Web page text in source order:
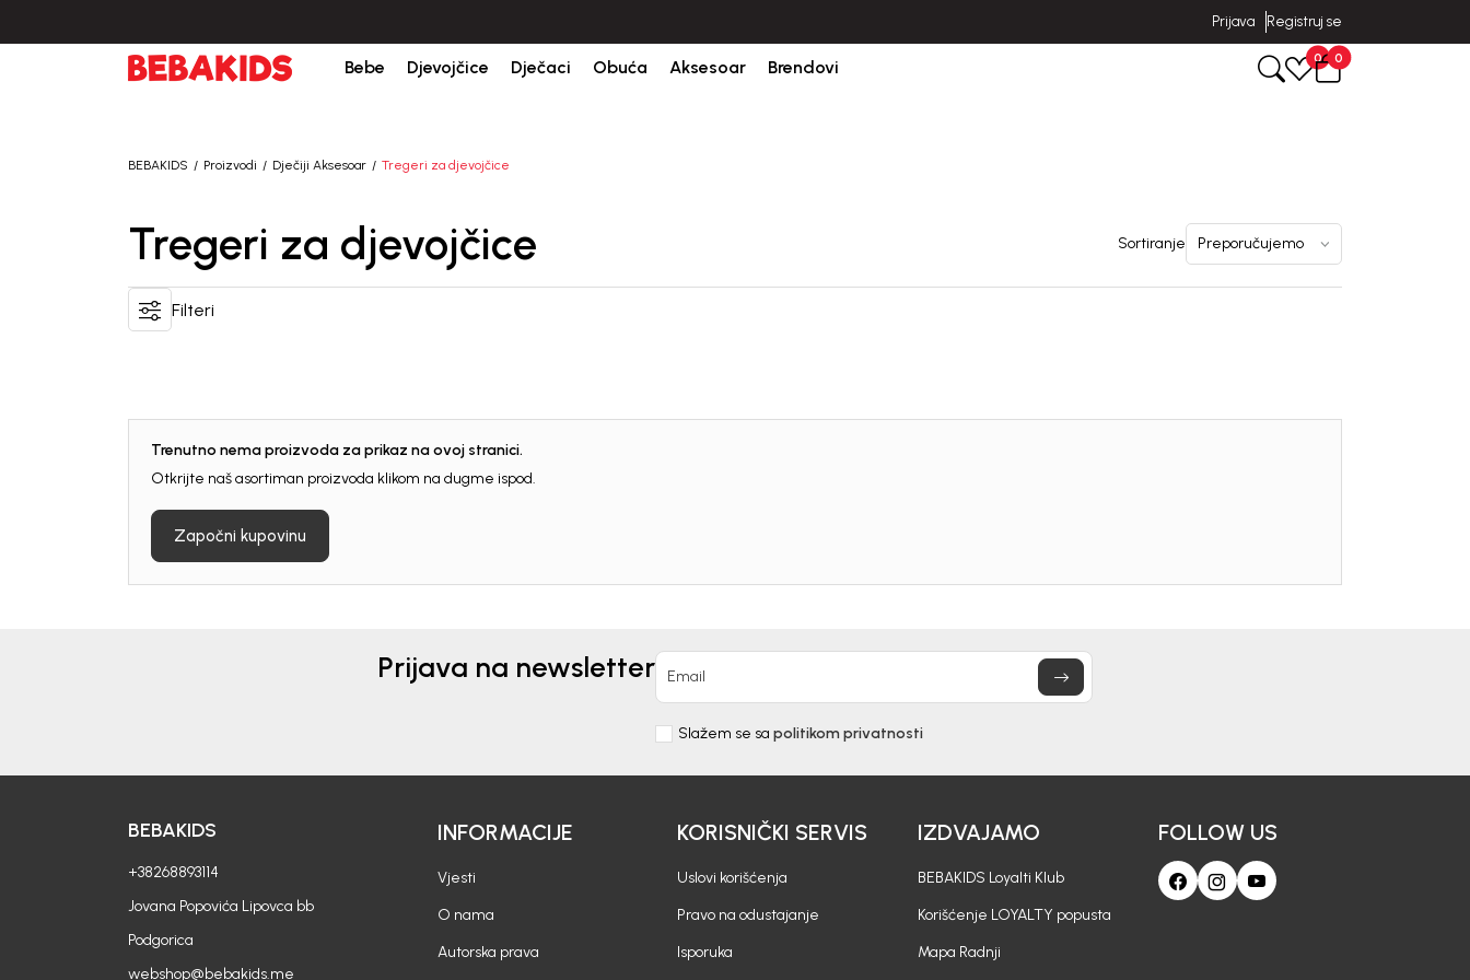
Prijava Registruj se
Bebe Djevojčice Dječaci Obuća Aksesoar Brendovi 0 0
BEBAKIDS Proizvodi Dječiji Aksesoar Tregeri za djevojčice
Tregeri za djevojčice Sortiranje
Filteri
Trenutno nema proizvoda za prikaz na ovoj stranici.
Otkrijte naš asortiman proizvoda klikom na dugme ispod.
Započni kupovinu
Prijava na newsletter Email
Slažem se sa politikom privatnosti
BEBAKIDS
+38268893114
Jovana Popovića Lipovca bb
Podgorica
webshop@bebakids.me
INFORMACIJE
Vjesti
O nama
Autorska prava
KORISNIČKI SERVIS
Uslovi korišćenja
Pravo na odustajanje
Isporuka
IZDVAJAMO
BEBAKIDS Loyalti Klub
Korišćenje LOYALTY popusta
Mapa Radnji
FOLLOW US